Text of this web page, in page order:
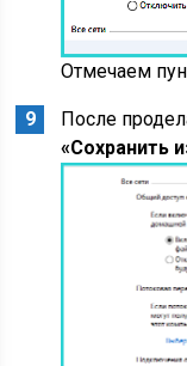
Отмечаем
После
«Сохранить